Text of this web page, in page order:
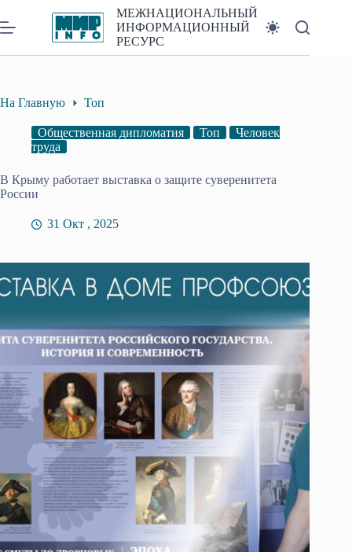
к
сути
МЕЖНАЦИОНАЛЬНЫЙ
ИНФОРМАЦИОННЫЙ
РЕСУРС
На Главную Топ
Общественная дипломатия Топ
Человек
труда
В Крыму работает выставка о защите суверенитета
России
31 Окт , 2025